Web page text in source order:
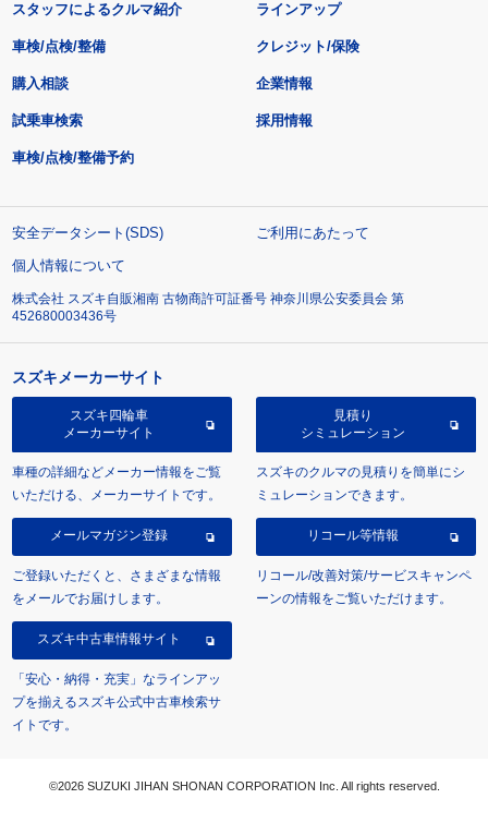
スタッフによるクルマ紹介 ラインアップ
車検/点検/整備 クレジット/保険
購入相談
試乗車検索
車検/点検/整備予約
企業情報
採用情報
安全データシート(SDS)
ご利用にあたって
個人情報について
株式会社 スズキ自販湘南 古物商許可証番号 神奈川県公安委員会 第
452680003436号
スズキメーカーサイト
スズキ四輪車
メーカーサイト
車種の詳細などメーカー情報をご覧
いただける、メーカーサイトです。
見積り
シミュレーション
スズキのクルマの見積りを簡単にシ
ミュレーションできます。
メールマガジン登録
ご登録いただくと、さまざまな情報
をメールでお届けします。
リコール等情報
リコール/改善対策/サービスキャンペ
ーンの情報をご覧いただけます。
スズキ中古車情報サイト
「安心・納得・充実」なラインアッ
プを揃えるスズキ公式中古車検索サ
イトです。
©2026 SUZUKI JIHAN SHONAN CORPORATION Inc. All rights reserved.